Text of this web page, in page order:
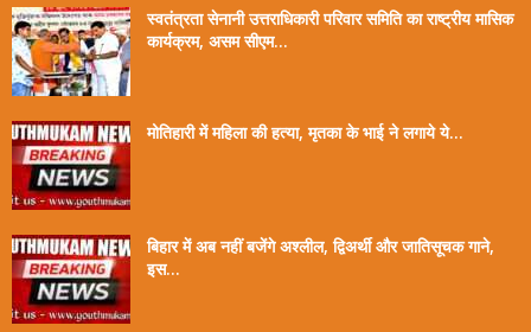
स्वतंत्रता सेनानी उत्तराधिकारी परिवार समिति का राष्ट्रीय मासिक
कार्यक्रम, असम सीएम...
मोतिहारी में महिला की हत्या, मृतका के भाई ने लगाये ये...
बिहार में अब नहीं बजेंगे अश्लील, द्विअर्थी और जातिसूचक गाने,
इस...